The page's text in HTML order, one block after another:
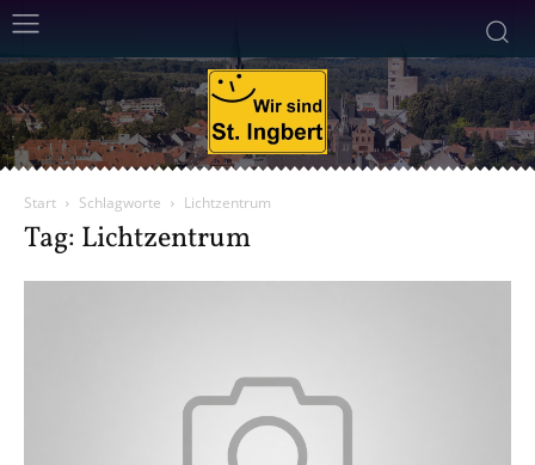
Start Schlagworte Lichtzentrum
Tag: Lichtzentrum